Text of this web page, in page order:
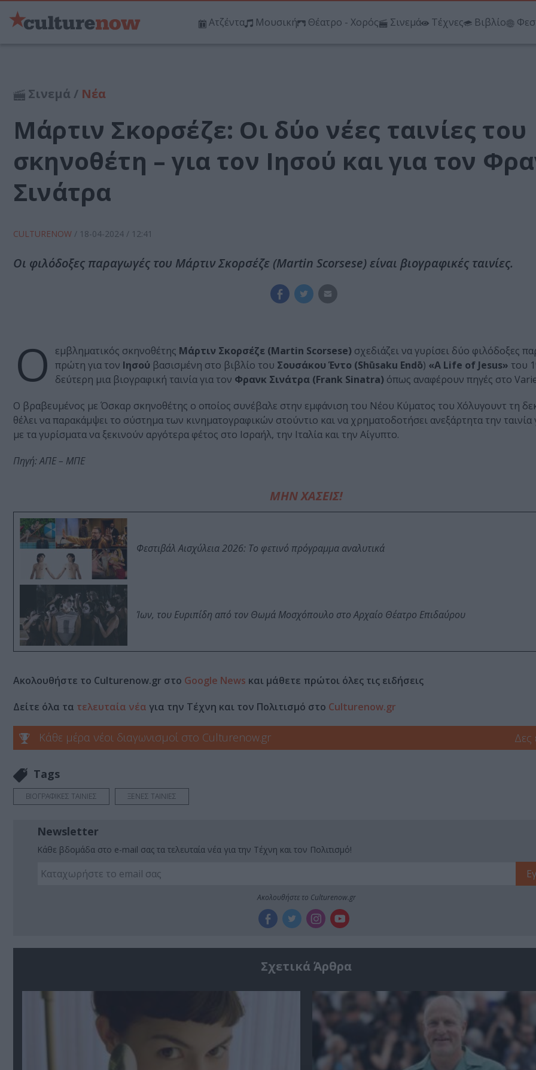
Ατζέντα Μουσική Θέατρο - Χορός Σινεμά Τέχνες Βιβλίο
Σινεμά / Νέα
Μάρτιν Σκορσέζε: Οι δύο νέες ταινίες του
σκηνοθέτη – για τον Ιησού και για τον
Σινάτρα
CULTURENOW / 18-04-2024 / 12:41
Οι φιλόδοξες παραγωγές του Μάρτιν Σκορσέζε (Martin Scorsese) είναι βιογραφικές ταινίες.
Ο εμβληματικός σκηνοθέτης Μάρτιν Σκορσέζε (Martin Scorsese) σχεδιάζει να γυρίσει δύο φιλόδοξες
πρώτη για τον Ιησού βασισμένη στο βιβλίο του Σουσάκου Έντο (Shūsaku Endō) «A Life of Jesus» του
δεύτερη μια βιογραφική ταινία για τον Φρανκ Σινάτρα (Frank Sinatra) όπως αναφέρουν πηγές στο
Ο βραβευμένος με Όσκαρ σκηνοθέτης ο οποίος συνέβαλε στην εμφάνιση του Νέου Κύματος του Χόλυγουντ τη
θέλει να παρακάμψει το σύστημα των κινηματογραφικών στούντιο και να χρηματοδοτήσει ανεξάρτητα την ταινία
με τα γυρίσματα να ξεκινούν αργότερα φέτος στο Ισραήλ, την Ιταλία και την Αίγυπτο.
Πηγή: ΑΠΕ – ΜΠΕ
ΜΗΝ ΧΑΣΕΙΣ!
Φεστιβάλ Αισχύλεια 2026: Το φετινό πρόγραμμα αναλυτικά
Ίων, του Ευριπίδη από τον Θωμά Μοσχόπουλο στο Αρχαίο Θέατρο Επιδαύρου
Ακολουθήστε το Culturenow.gr στο Google News και μάθετε πρώτοι όλες τις ειδήσεις
Δείτε όλα τα τελευταία νέα για την Τέχνη και τον Πολιτισμό στο Culturenow.gr
Κάθε μέρα νέοι διαγωνισμοί στο Culturenow.gr Δες
Tags
ΒΙΟΓΡΑΦΙΚΕΣ ΤΑΙΝΙΕΣ ΞΕΝΕΣ ΤΑΙΝΙΕΣ
Newsletter
Κάθε βδομάδα στο e-mail σας τα τελευταία νέα για την Τέχνη και τον Πολιτισμό!
Ακολουθήστε το Culturenow.gr
Σχετικά Άρθρα